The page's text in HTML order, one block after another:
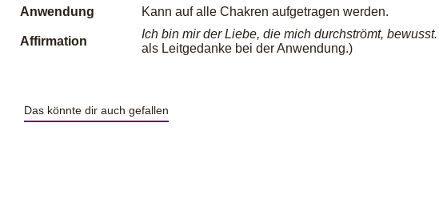
Anwendung
Kann auf alle Chakren aufgetragen werden.
Affirmation
Ich bin mir der Liebe, die mich durchströmt, bewusst.
als Leitgedanke bei der Anwendung.)
Das könnte dir auch gefallen